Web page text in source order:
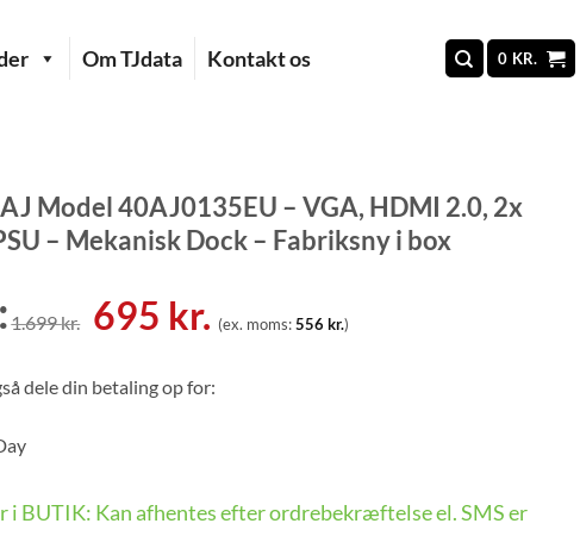
Om TJdata Kontakt os 0 KR.
Model 40AJ0135EU – VGA, HDMI 2.0, 2x
– Mekanisk Dock – Fabriksny i box
1.699kr.
Den
pris
695 kr. Den
pris
(ex. moms:556kr.)
dele din betaling op for:
i BUTIK: Kan afhentes efter ordrebekræftelse el. SMS er